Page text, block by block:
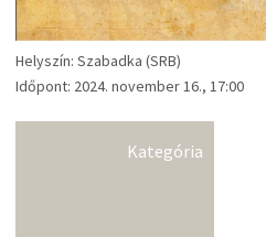
Helyszín: Szabadka (SRB)
Időpont: 2024. november 16., 17:00
Kategória